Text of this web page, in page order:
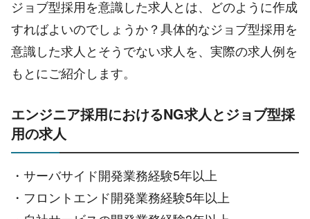
ジョブ型採用を意識した求人とは、どのように作成
すればよいのでしょうか？具体的なジョブ型採用を
意識した求人とそうでない求人を、実際の求人例を
もとにご紹介します。
エンジニア採用におけるNG求人とジョブ型採
用の求人
・サーバサイド開発業務経験5年以上
・フロントエンド開発業務経験5年以上